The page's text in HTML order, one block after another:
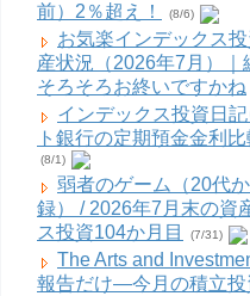
前）2％超え！
(8/6)
お気楽インデックス
産状況（2026年7月）｜
そろそろお終いですかね
インデックス投資日
ト銀行の定期預金金利
(8/1)
弱者のゲーム（20代
録） / 2026年7月末の資
ス投資104か月目
(7/31)
The Arts and
報告だけ―今月の積立投